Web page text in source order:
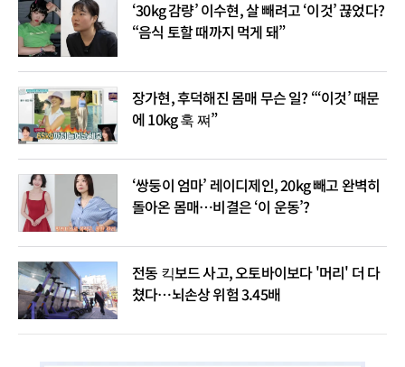
‘30kg 감량’ 이수현, 살 빼려고 ‘이것’ 끊었다?
“음식 토할 때까지 먹게 돼”
장가현, 후덕해진 몸매 무슨 일? “‘이것’ 때문
에 10kg 훅 쪄”
‘쌍둥이 엄마’ 레이디제인, 20kg 빼고 완벽히
돌아온 몸매…비결은 ‘이 운동’?
전동 킥보드 사고, 오토바이보다 '머리' 더 다
쳤다…뇌손상 위험 3.45배